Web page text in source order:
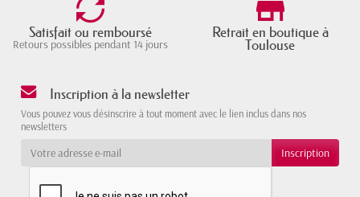
Satisfait ou remboursé
Retours possibles pendant 14 jours
Retrait en boutique à
Toulouse
Inscription à la newsletter
Vous pouvez vous désinscrire à tout moment avec le lien inclus dans nos
newsletters